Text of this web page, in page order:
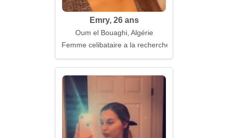
Emry, 26 ans
Oum el Bouaghi, Algérie
Femme celibataire a la recherche d'un mari